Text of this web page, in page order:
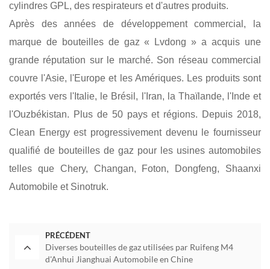
cylindres GPL, des respirateurs et d'autres produits.
Après des années de développement commercial, la
marque de bouteilles de gaz « Lvdong » a acquis une
grande réputation sur le marché. Son réseau commercial
couvre l'Asie, l'Europe et les Amériques. Les produits sont
exportés vers l'Italie, le Brésil, l'Iran, la Thaïlande, l'Inde et
l'Ouzbékistan. Plus de 50 pays et régions. Depuis 2018,
Clean Energy est progressivement devenu le fournisseur
qualifié de bouteilles de gaz pour les usines automobiles
telles que Chery, Changan, Foton, Dongfeng, Shaanxi
Automobile et Sinotruk.
PRÉCÉDENT
Diverses bouteilles de gaz utilisées par Ruifeng M4
d'Anhui Jianghuai Automobile en Chine